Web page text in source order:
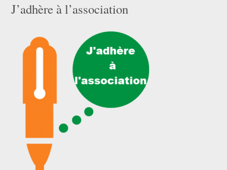
J’adhère à l’association